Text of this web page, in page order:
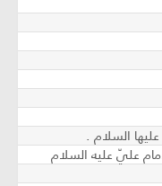
السلام .
عليّ عليه السلام